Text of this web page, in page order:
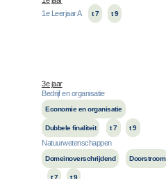
1e Leerjaar A
t 7 t 9
3e jaar
Bedrijf en organisatie
Economie en organisatie
Dubbele finaliteit t 7 t 9
Natuurwetenschappen
Domeinoverschrijdend Doorstroom
t 7 t 9